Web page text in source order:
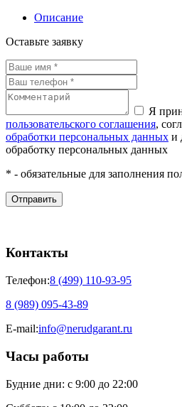
Описание
Оставьте заявку
Я
пользовательского соглашения,
обработки персональных данных и
обработку персональных данных
* - обязательные для заполнения
Отправить
Контакты
Телефон:8 (499) 110-93-95
8 (989) 095-43-89
E-mail:info@nerudgarant.ru
Часы работы
Будние дни: с 9:00 до 22:00